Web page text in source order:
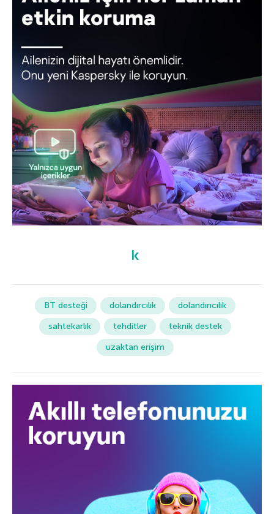
BT desteği dolandırcılık
dolandırıcılık
sahtekarlık
tehditler
teknik destek
uzaktan erişim